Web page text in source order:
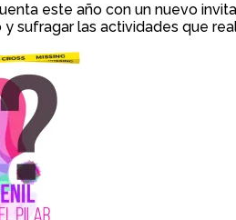
este año con un nuevo
sufragar las actividades que